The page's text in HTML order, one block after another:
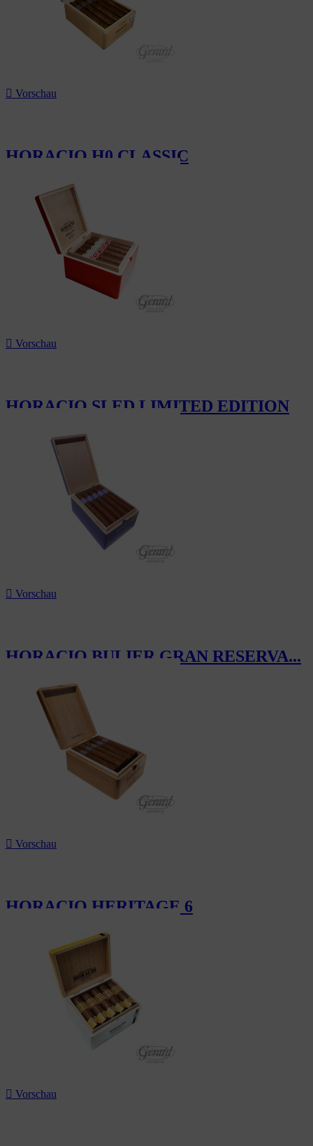
 Vorschau
HORACIO H0 CLASSIC
283,50 CHF
 Vorschau
HORACIO SLED LIMITED EDITION
247,50 CHF
 Vorschau
HORACIO BULIER GRAN RESERVA...
228,00 CHF
 Vorschau
HORACIO HERITAGE 6
 Vorschau